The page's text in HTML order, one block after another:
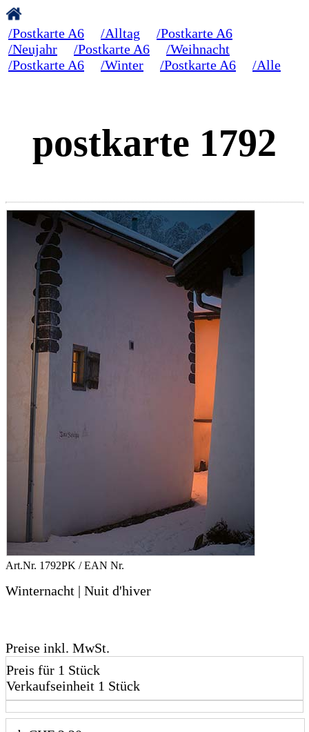
/Postkarte A6 /Alltag
/Postkarte A6
/Neujahr
/Postkarte A6
/Weihnacht
/Postkarte A6
/Winter /Postkarte A6 /Alle
postkarte 1792
Art.Nr. 1792PK / EAN Nr.
Winternacht | Nuit d'hiver
Preise inkl. MwSt.
Preis für 1 Stück
Verkaufseinheit 1 Stück